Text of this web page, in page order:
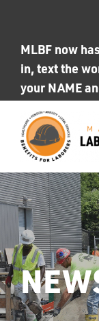
contentMLBF now
in, text the
your NAME
WHO WE ARE
OUR FUNDS
Photo ID
UPDATES